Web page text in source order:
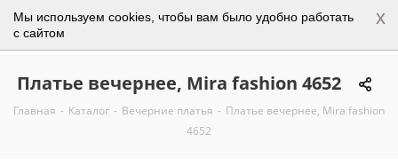
Мы используем cookies, чтобы вам было удобно работать
с сайтом
x
0
Платье вечернее, Mira fashion 4652
Главная - Каталог - Вечерние платья - Платье вечернее, Mira fashion
4652